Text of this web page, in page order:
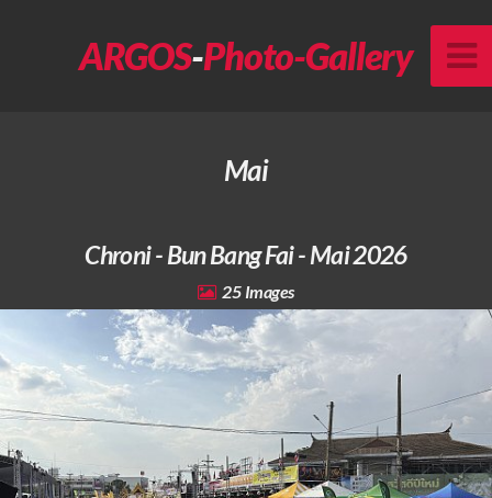
ARGOS-Photo-Gallery
Mai
Chroni - Bun Bang Fai - Mai 2026
25